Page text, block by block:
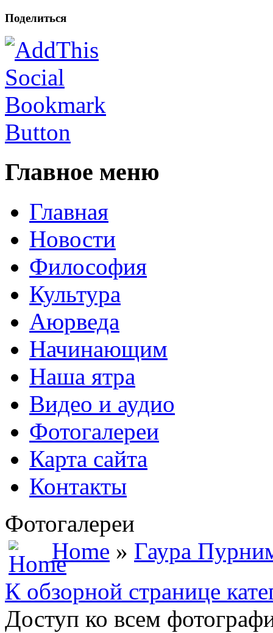
Поделиться
Главное меню
Главная
Новости
Философия
Культура
Аюрведа
Начинающим
Наша ятра
Видео и аудио
Фотогалереи
Карта сайта
Контакты
Фотогалереи
Home » Гаура
К обзорной странице
Доступ ко всем